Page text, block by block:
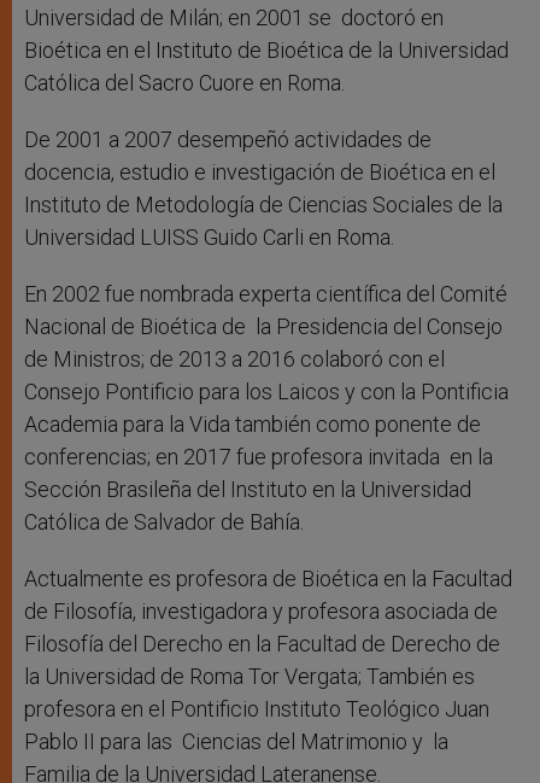
Universidad de Milán; en 2001 se doctoró en
Bioética en el Instituto de Bioética de la Universidad
Católica del Sacro Cuore en Roma.
De 2001 a 2007 desempeñó actividades de
docencia, estudio e investigación de Bioética en el
Instituto de Metodología de Ciencias Sociales de la
Universidad LUISS Guido Carli en Roma.
En 2002 fue nombrada experta científica del Comité
Nacional de Bioética de la Presidencia del Consejo
de Ministros; de 2013 a 2016 colaboró ​​con el
Consejo Pontificio para los Laicos y con la Pontificia
Academia para la Vida también como ponente de
conferencias; en 2017 fue profesora invitada en la
Sección Brasileña del Instituto en la Universidad
Católica de Salvador de Bahía.
Actualmente es profesora de Bioética en la Facultad
de Filosofía, investigadora y profesora asociada de
Filosofía del Derecho en la Facultad de Derecho de
la Universidad de Roma Tor Vergata; También es
profesora en el Pontificio Instituto Teológico Juan
Pablo II para las Ciencias del Matrimonio y la
Familia de la Universidad Lateranense.